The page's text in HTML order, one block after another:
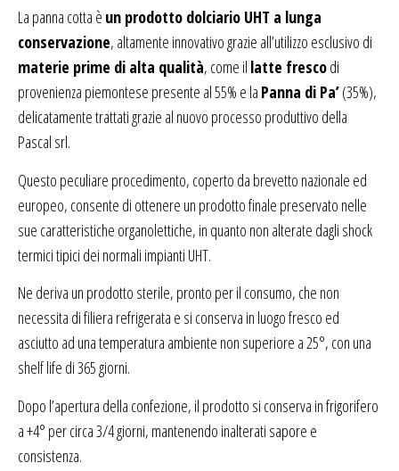
La panna cotta è un prodotto dolciario UHT a lunga
conservazione, altamente innovativo grazie all’utilizzo esclusivo di
materie prime di alta qualità, come il latte frescodi
provenienza piemontese presente al 55% e la Panna di Pa’(35%),
delicatamente trattati grazie al nuovo processo produttivo della
Pascal srl.
Questo peculiare procedimento, coperto da brevetto nazionale ed
europeo, consente di ottenere un prodotto finale preservato nelle
sue caratteristiche organolettiche, in quanto non alterate dagli shock
termici tipici dei normali impianti UHT.
Ne deriva un prodotto sterile, pronto per il consumo, che non
necessita di filiera refrigerata e si conserva in luogo fresco ed
asciutto ad una temperatura ambiente non superiore a 25°, con una
shelf life di 365 giorni.
Dopo l’apertura della confezione, il prodotto si conserva in frigorifero
a +4° per circa 3/4 giorni, mantenendo inalterati sapore e
consistenza.